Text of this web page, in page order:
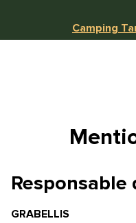
Camping
Responsable
GRABELLIS